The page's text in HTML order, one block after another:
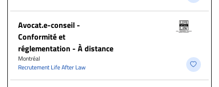
​Avocat.e-conseil -
Conformité et
réglementation - À distance
Montréal
Recrutement Life After Law